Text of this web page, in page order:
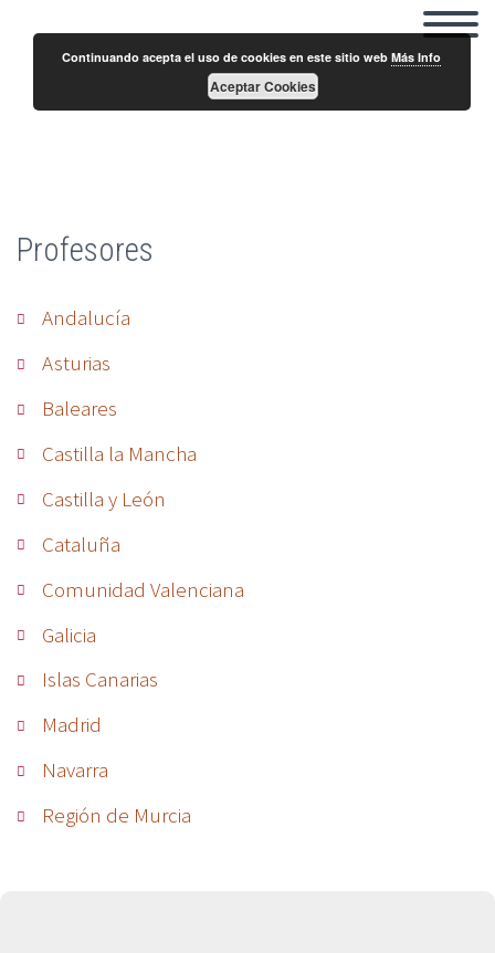
Jerónimo Nieto
Profesores
Andalucía
Asturias
Baleares
Castilla la Mancha
Castilla y León
Cataluña
Comunidad Valenciana
Galicia
Islas Canarias
Madrid
Navarra
Región de Murcia
Continuando acepta el uso de cookies en este sitio webMás Info
Aceptar Cookies